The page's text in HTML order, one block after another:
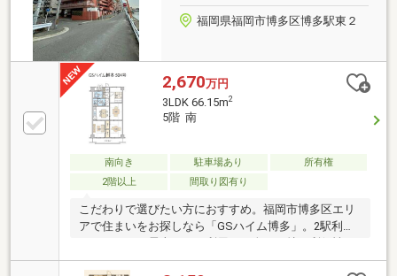
福岡県福岡市博多区博多駅東２
2,670万円
3LDK 66.15m2
5階 南
南向き 駐車場あり
所有権
2階以上
間取り図有り
こだわりで選びたい方におすすめ。福岡市博多区エリ
アで住まいをお探しなら「GSハイム博多」。2駅利用
高い物件です。子供ものびのびと生活することが出来